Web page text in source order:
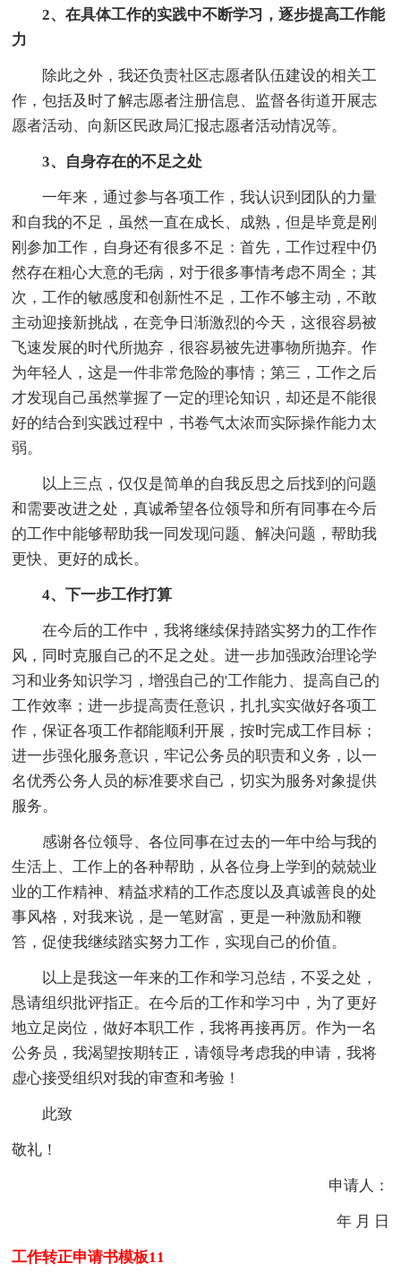
2、在具体工作的实践中不断学习，逐步提高工作能
力
除此之外，我还负责社区志愿者队伍建设的相关工
作，包括及时了解志愿者注册信息、监督各街道开展志
愿者活动、向新区民政局汇报志愿者活动情况等。
3、自身存在的不足之处
一年来，通过参与各项工作，我认识到团队的力量
和自我的不足，虽然一直在成长、成熟，但是毕竟是刚
刚参加工作，自身还有很多不足：首先，工作过程中仍
然存在粗心大意的毛病，对于很多事情考虑不周全；其
次，工作的敏感度和创新性不足，工作不够主动，不敢
主动迎接新挑战，在竞争日渐激烈的今天，这很容易被
飞速发展的时代所抛弃，很容易被先进事物所抛弃。作
为年轻人，这是一件非常危险的事情；第三，工作之后
才发现自己虽然掌握了一定的理论知识，却还是不能很
好的结合到实践过程中，书卷气太浓而实际操作能力太
弱。
以上三点，仅仅是简单的自我反思之后找到的问题
和需要改进之处，真诚希望各位领导和所有同事在今后
的工作中能够帮助我一同发现问题、解决问题，帮助我
更快、更好的成长。
4、下一步工作打算
在今后的工作中，我将继续保持踏实努力的工作作
风，同时克服自己的不足之处。进一步加强政治理论学
习和业务知识学习，增强自己的'工作能力、提高自己的
工作效率；进一步提高责任意识，扎扎实实做好各项工
作，保证各项工作都能顺利开展，按时完成工作目标；
进一步强化服务意识，牢记公务员的职责和义务，以一
名优秀公务人员的标准要求自己，切实为服务对象提供
服务。
感谢各位领导、各位同事在过去的一年中给与我的
生活上、工作上的各种帮助，从各位身上学到的兢兢业
业的工作精神、精益求精的工作态度以及真诚善良的处
事风格，对我来说，是一笔财富，更是一种激励和鞭
笞，促使我继续踏实努力工作，实现自己的价值。
以上是我这一年来的工作和学习总结，不妥之处，
恳请组织批评指正。在今后的工作和学习中，为了更好
地立足岗位，做好本职工作，我将再接再厉。作为一名
公务员，我渴望按期转正，请领导考虑我的申请，我将
虚心接受组织对我的审查和考验！
此致
敬礼！
申请人：
年 月 日
工作转正申请书模板11